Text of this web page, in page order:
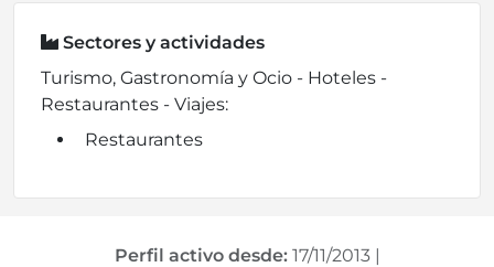
Sectores y actividades
Turismo, Gastronomía y Ocio - Hoteles -
Restaurantes - Viajes:
Restaurantes
Perfil activo desde:17/11/2013|